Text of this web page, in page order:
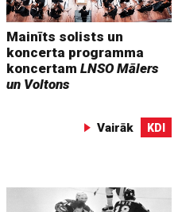
Mainīts solists un
koncerta programma
koncertamLNSO Mālers
un Voltons
Vairāk KDI